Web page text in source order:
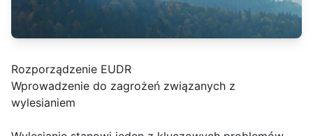
Rozporządzenie EUDR
Wprowadzenie do zagrożeń związanych z
wylesianiem